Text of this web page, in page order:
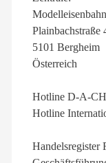
Plainbachstraße
5101 Bergheim
Österreich
Hotline D-A-CH
Hotline
Handelsregister